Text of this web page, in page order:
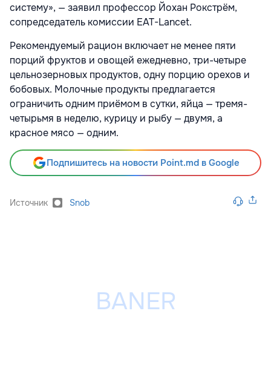
систему», — заявил профессор Йохан Рокстрём,
сопредседатель комиссии EAT-Lancet.
Рекомендуемый рацион включает не менее пяти
порций фруктов и овощей ежедневно, три-четыре
цельнозерновых продуктов, одну порцию орехов и
бобовых. Молочные продукты предлагается
ограничить одним приёмом в сутки, яйца — тремя-
четырьмя в неделю, курицу и рыбу — двумя, а
красное мясо — одним.
Подпишитесь на новости Point.md в Google
Источник Snob